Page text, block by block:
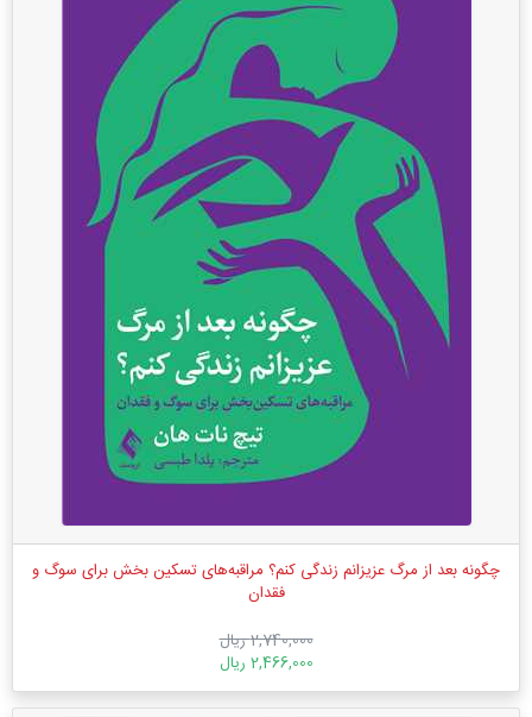
چگونه بعد از مرگ عزیزانم زندگی کنم؟ مراقبه‌‌های تسکین بخش برای سوگ و
فقدان
2,740,000 ریال
2,466,000 ریال